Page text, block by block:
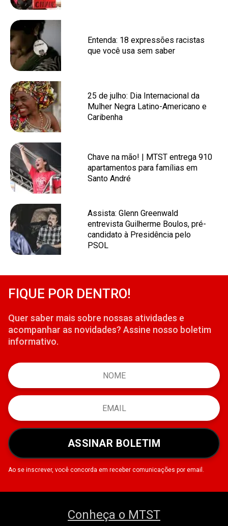
Entenda: 18 expressões racistas
que você usa sem saber
25 de julho: Dia Internacional da
Mulher Negra Latino-Americano e
Caribenha
Chave na mão! | MTST entrega 910
apartamentos para famílias em
Santo André
Assista: Glenn Greenwald
entrevista Guilherme Boulos, pré-
candidato à Presidência pelo
PSOL
FIQUE POR DENTRO!
Quer saber mais sobre nossas atividades e
acompanhar as novidades? Assine nosso boletim
informativo.
ASSINAR BOLETIM
Ao se inscrever, você concorda em receber comunicações por email.
Conheça o MTST